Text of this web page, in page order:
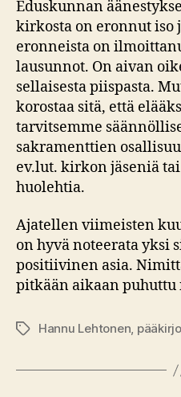
Eduskunnan
kirkosta on eronnut
eronneista on
lausunnot. On aivan
sellaisesta piispasta.
korostaa sitä, että
tarvitsemme
sakramenttien
ev.lut. kirkon jäseniä
huolehtia.
Ajatellen viimeisten
on hyvä noteerata yksi
positiivinen asia.
pitkään aikaan
Avainsanat
Hannu Lehtonen,